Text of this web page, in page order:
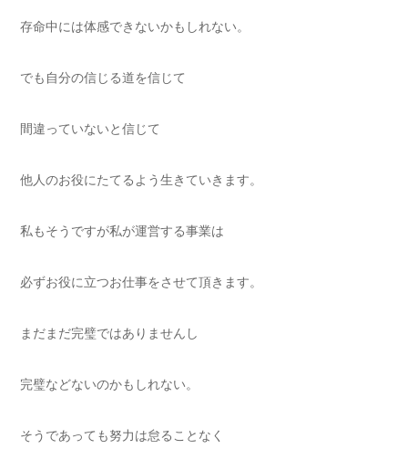
存命中には体感できないかもしれない。
でも自分の信じる道を信じて
間違っていないと信じて
他人のお役にたてるよう生きていきます。
私もそうですが私が運営する事業は
必ずお役に立つお仕事をさせて頂きます。
まだまだ完璧ではありませんし
完璧などないのかもしれない。
そうであっても努力は怠ることなく